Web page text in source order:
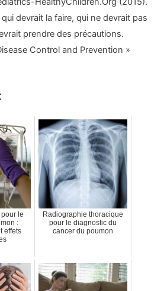
devrait la faire, qui ne devrait pas
prendre des précautions.
Control and Prevention »
le
:
effets
Radiographie thoracique
pour le diagnostic du
cancer du poumon